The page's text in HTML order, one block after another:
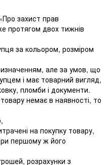
захист прав
протягом двох тижнів
за кольором, розміром
але за умов, що
і має товарний вигляд,
пломби і документи.
немає в наявності, то
на покупку товару,
першому ж його
розрахунки з